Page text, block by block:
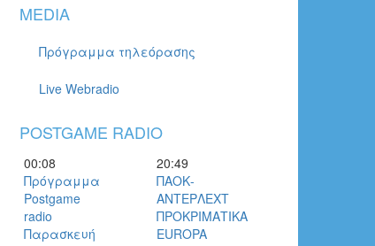
MEDIA
Πρόγραμμα τηλεόρασης
Live Webradio
POSTGAME RADIO
00:08
Πρόγραμμα
Postgame
radio
Παρασκευή
20:49
ΠΑΟΚ-
ΑΝΤΕΡΛΕΧΤ
ΠΡΟΚΡΙΜΑΤΙΚΑ
EUROPA